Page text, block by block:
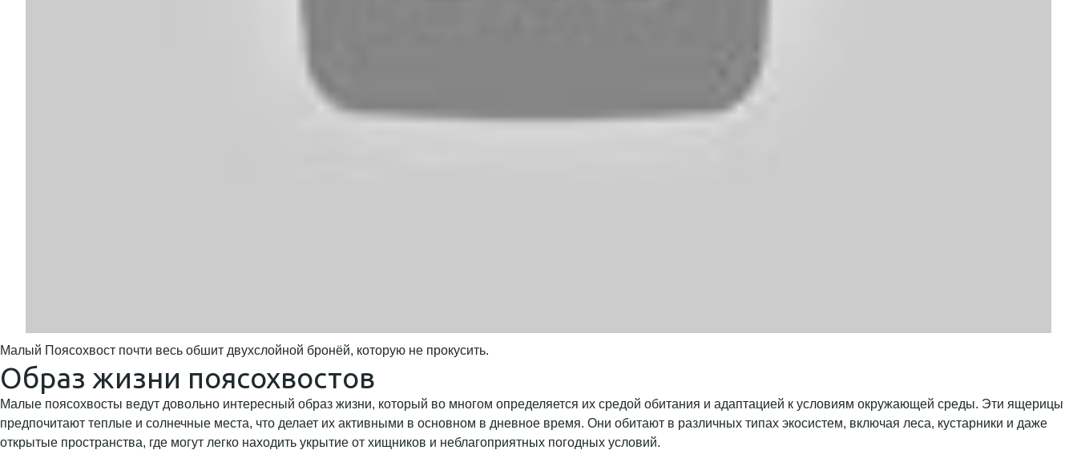
Малый Поясохвост почти весь обшит двухслойной бронёй, которую не прокусить.
Образ жизни поясохвостов
Малые поясохвосты ведут довольно интересный образ жизни, который во многом определяется их средой обитания и адаптацией к условиям окружающей среды. Эти ящерицы
предпочитают теплые и солнечные места, что делает их активными в основном в дневное время. Они обитают в различных типах экосистем, включая леса, кустарники и даже
открытые пространства, где могут легко находить укрытие от хищников и неблагоприятных погодных условий.